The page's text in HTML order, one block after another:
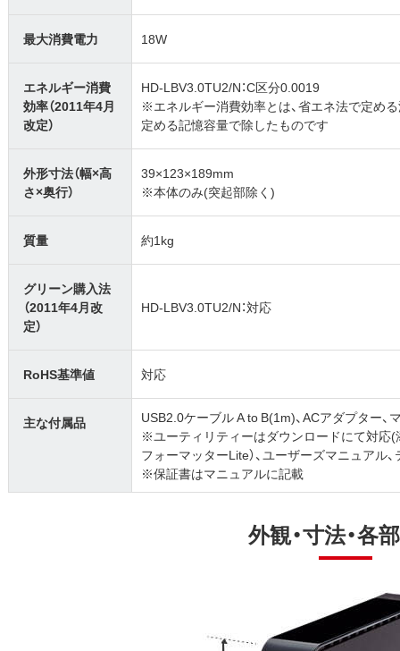
最大消費電力 18W
エネルギー消費
効率（2011年4月
改定）
HD-LBV3.0TU2/N：C区分0.0019
※エネルギー消費効率とは、省エネ法で定め
定める記憶容量で除したものです
外形寸法（幅×高
さ×奥行）
39×123×189mm
※本体のみ(突起部除く)
質量 約1kg
グリーン購入法
（2011年4月改
定）
HD-LBV3.0TU2/N：対応
RoHS基準値 対応
主な付属品
USB2.0ケーブル A to B(1m)、ACアダプター、
※ユーティリティーはダウンロードにて対応(
フォーマッターLite）、ユーザーズマニュアル
※保証書はマニュアルに記載
外観・寸法・各